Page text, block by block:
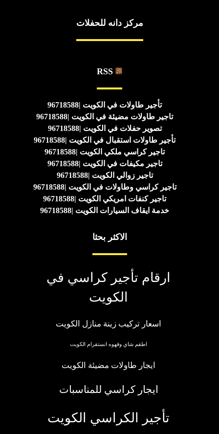
مركز دانه للحفلات
RSS
تأجير طاولات في الكويت |96718588
تاجير طاولات مضيئة في الكويت |96718588
تصوير حفلات في الكويت |96718588
تأجير طاولات استقبال في الكويت |96718588
تاجير كراسي ملكي الكويت |96718588
تاجير مكيفات في الكويت |96718588
تاجير زوالي الكويت |96718588
تاجير كراسي وطاولات في الكويت |96718588
تاجير كنفات امريكي الكويت |96718588
خدمة ايقاف السيارات الكويت |96718588
الاكثر بحثا
ارقام تأجير كراسي في
الكويت
اسعار تركيب زينة منازل الكويت
اطقم شاي وقهوه انستقرام الكويت
ايجار طاولات مضيئة الكويت
ايجار كراسي للمناسبات
تأجير الكراسي الكويت